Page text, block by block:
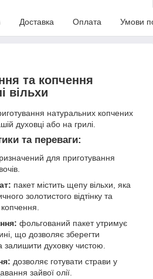
Доставка Оплата Умови
та копчення
вільхи
натуральних копчених
духовці або на грилі.
та переваги:
для приготування
пакет містить щепу вільхи, яка
золотистого відтінку та
фольгований пакет утримує
що дозволяє зберегти
залишити духовку чистою.
дозволяє готувати страви у
зайвої олії.